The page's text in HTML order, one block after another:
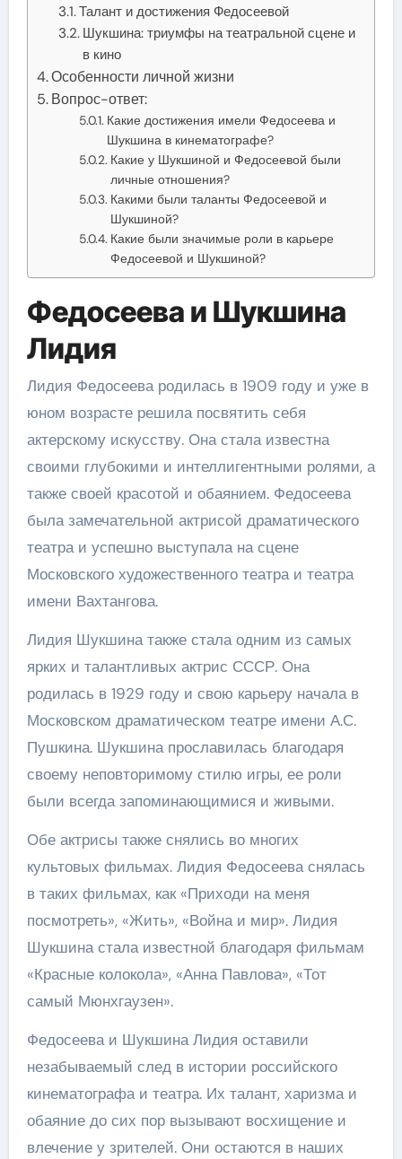
Талант и достижения Федосеевой
Шукшина: триумфы на театральной сцене и
в кино
Особенности личной жизни
Вопрос-ответ:
Какие достижения имели Федосеева и
Шукшина в кинематографе?
Какие у Шукшиной и Федосеевой были
личные отношения?
Какими были таланты Федосеевой и
Шукшиной?
Какие были значимые роли в карьере
Федосеевой и Шукшиной?
Федосеева и Шукшина
Лидия
Лидия Федосеева родилась в 1909 году и уже в
юном возрасте решила посвятить себя
актерскому искусству. Она стала известна
своими глубокими и интеллигентными ролями, а
также своей красотой и обаянием. Федосеева
была замечательной актрисой драматического
театра и успешно выступала на сцене
Московского художественного театра и театра
имени Вахтангова.
Лидия Шукшина также стала одним из самых
ярких и талантливых актрис СССР. Она
родилась в 1929 году и свою карьеру начала в
Московском драматическом театре имени А.С.
Пушкина. Шукшина прославилась благодаря
своему неповторимому стилю игры, ее роли
были всегда запоминающимися и живыми.
Обе актрисы также снялись во многих
культовых фильмах. Лидия Федосеева снялась
в таких фильмах, как «Приходи на меня
посмотреть», «Жить», «Война и мир». Лидия
Шукшина стала известной благодаря фильмам
«Красные колокола», «Анна Павлова», «Тот
самый Мюнхгаузен».
Федосеева и Шукшина Лидия оставили
незабываемый след в истории российского
кинематографа и театра. Их талант, харизма и
обаяние до сих пор вызывают восхищение и
влечение у зрителей. Они остаются в наших